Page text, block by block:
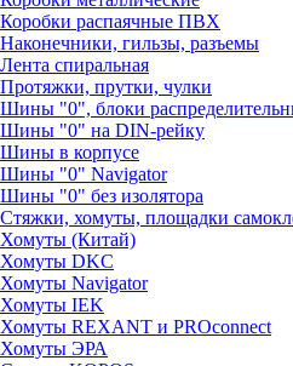
Коробки распаячные ПВХ
Наконечники, гильзы, разъемы
Лента спиральная
Протяжки, прутки, чулки
Шины "0", блоки
Шины "0" на DIN-рейку
Шины в корпусе
Шины "0" Navigator
Шины "0" без изолятора
Стяжки, хомуты, площадки
Хомуты (Китай)
Хомуты DKC
Хомуты Navigator
Хомуты IEK
Хомуты REXANT и PROconnect
Хомуты ЭРА